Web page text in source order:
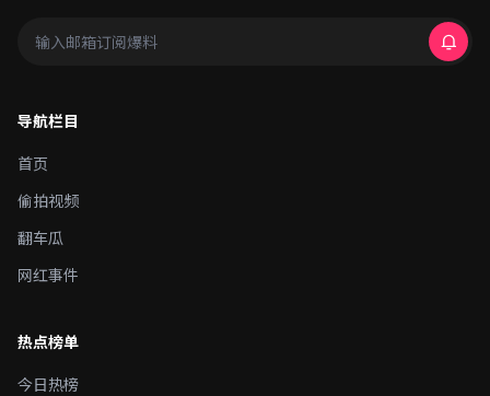
导航栏目
首页
偷拍视频
翻车瓜
网红事件
热点榜单
今日热榜